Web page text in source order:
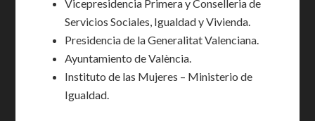
Vicepresidencia Primera y Conselleria de
Servicios Sociales, Igualdad y Vivienda.
Presidencia de la Generalitat Valenciana.
Ayuntamiento de València.
Instituto de las Mujeres – Ministerio de
Igualdad.